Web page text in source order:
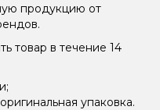
продукцию от
товар в течение 14
упаковка.